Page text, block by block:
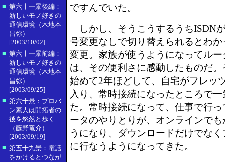
■ 第六十一景後編：
新しいモノ好きの
通信環境（木地本
昌弥）
[2003/10/02]
■ 第六十一景前編：
新しいモノ好きの
通信環境（木地本
昌弥）
[2003/09/25]
■ 第六十景：プロバ
ン素人は開拓者の
後を悠然と歩く
（藤野竜介）
[2003/09/19]
■ 第五十九景：電話
をかけるとつなが
ですんでいた。
しかし、そうこうするうちISDN
号変更なしで切り替えられるとわ
変更。家族が使うようになってル
は、その便利さに感動したものだ
始めて2年ほどして、自宅がフレッ
入り、常時接続になったところで
た。常時接続になって、仕事で行
ータのやりとりが、オンラインで
うになり、ダウンロードだけでな
に行なうようになってきた。